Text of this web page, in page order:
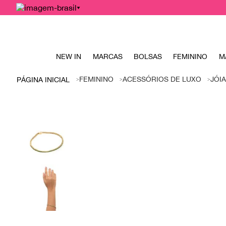
NEW IN MARCAS BOLSAS FEMININO
FEMININO ACESSÓRIOS DE LUXO